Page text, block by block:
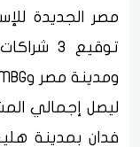
مصر الجديدة
توقيع 3
فدان بمدينة